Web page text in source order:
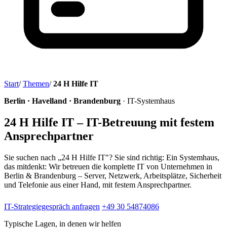
Start/ Themen/ 24 H Hilfe IT
Berlin · Havelland · Brandenburg · IT-Systemhaus
24 H Hilfe IT – IT-Betreuung mit festem
Ansprechpartner
Sie suchen nach „24 H Hilfe IT"? Sie sind richtig: Ein Systemhaus,
das mitdenkt: Wir betreuen die komplette IT von Unternehmen in
Berlin & Brandenburg – Server, Netzwerk, Arbeitsplätze, Sicherheit
und Telefonie aus einer Hand, mit festem Ansprechpartner.
IT-Strategiegespräch anfragen +49 30 54874086
Typische Lagen, in denen wir helfen